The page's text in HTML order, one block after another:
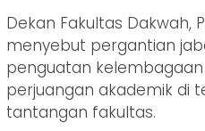
Dekan Fakultas Dakwah,
menyebut pergantian
penguatan
perjuangan akademik di
tantangan fakultas.